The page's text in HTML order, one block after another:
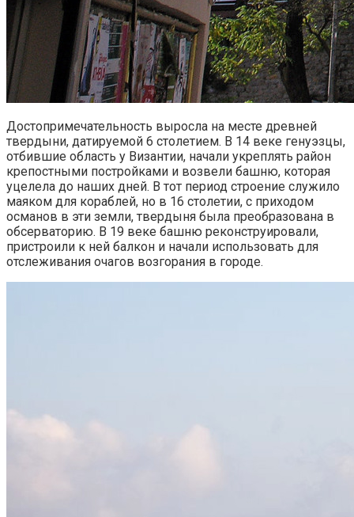
Достопримечательность выросла на месте древней
твердыни, датируемой 6 столетием. В 14 веке генуэзцы,
отбившие область у Византии, начали укреплять район
крепостными постройками и возвели башню, которая
уцелела до наших дней. В тот период строение служило
маяком для кораблей, но в 16 столетии, с приходом
османов в эти земли, твердыня была преобразована в
обсерваторию. В 19 веке башню реконструировали,
пристроили к ней балкон и начали использовать для
отслеживания очагов возгорания в городе.